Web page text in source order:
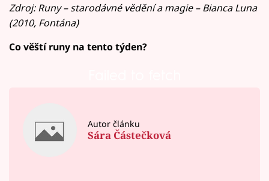
Zdroj: Runy – starodávné vědění a magie – Bianca Luna
(2010, Fontána)
Co věští runy na tento týden?
Autor článku
Sára Částečková